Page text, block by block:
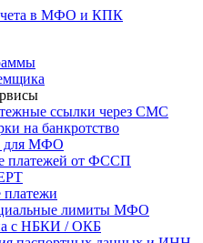
в МФО и КПК
ссылки через СМС
на банкротство
для МФО
платежей от ФССП
платежи
лимиты МФО
с НБКИ / ОКБ